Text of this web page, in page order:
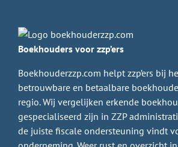
Boekhouders voor zzp’ers
Boekhouderzzp.com helpt zzp’ers bij
betrouwbare en betaalbare
regio. Wij vergelijken erkende
gespecialiseerd zijn in ZZP
de juiste fiscale ondersteuning vindt